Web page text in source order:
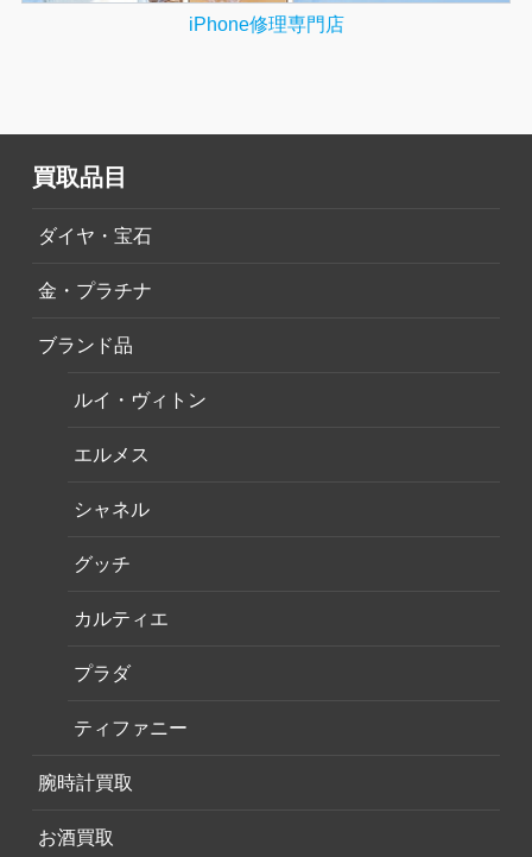
iPhone修理専門店
買取品目
ダイヤ・宝石
金・プラチナ
ブランド品
ルイ・ヴィトン
エルメス
シャネル
グッチ
カルティエ
プラダ
ティファニー
腕時計買取
お酒買取